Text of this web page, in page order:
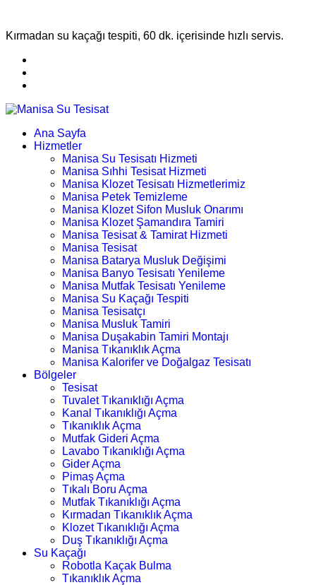
Kırmadan su kaçağı tespiti, 60 dk. içerisinde hızlı servis.
Ana Sayfa
Hizmetler
Manisa Su Tesisatı Hizmeti
Manisa Sıhhi Tesisat Hizmeti
Manisa Klozet Tesisatı Hizmetlerimiz
Manisa Petek Temizleme
Manisa Klozet Sifon Musluk Onarımı
Manisa Klozet Şamandıra Tamiri
Manisa Tesisat & Tamirat Hizmeti
Manisa Tesisat
Manisa Batarya Musluk Değişimi
Manisa Banyo Tesisatı Yenileme
Manisa Mutfak Tesisatı Yenileme
Manisa Su Kaçağı Tespiti
Manisa Tesisatçı
Manisa Musluk Tamiri
Manisa Duşakabin Tamiri Montajı
Manisa Tıkanıklık Açma
Manisa Kalorifer ve Doğalgaz Tesisatı
Bölgeler
Tesisat
Tuvalet Tıkanıklığı Açma
Kanal Tıkanıklığı Açma
Tıkanıklık Açma
Mutfak Gideri Açma
Lavabo Tıkanıklığı Açma
Gider Açma
Pimaş Açma
Tıkalı Boru Açma
Mutfak Tıkanıklığı Açma
Kırmadan Tıkanıklık Açma
Klozet Tıkanıklığı Açma
Duş Tıkanıklığı Açma
Su Kaçağı
Robotla Kaçak Bulma
Tıkanıklık Açma